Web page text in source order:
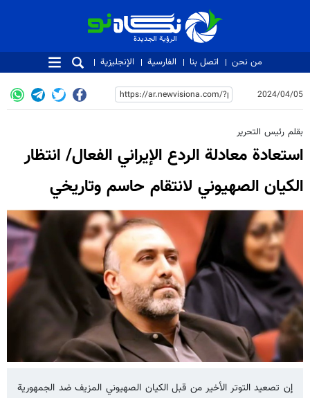
الرؤية الجديدة
الرؤية الجديدة
من نحن اتصل بنا الفارسية الإنجليزية
2024/04/05
بقلم رئيس التحرير
استعادة معادلة الردع الإيراني الفعال/ انتظار
الكيان الصهيوني لانتقام حاسم وتاريخي
إن تصعيد التوتر الأخير من قبل الكيان الصهيوني المزيف ضد الجمهورية